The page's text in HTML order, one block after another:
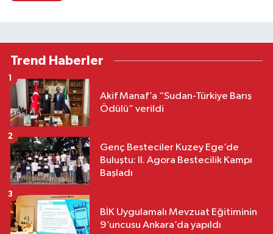
Trend Haberler
Akif Manaf’a “Sudan-Türkiye Barış
Ödülü” verildi
1
Genç Besteciler Kuzey Ege’de
Buluştu: II. Agora Bestecilik Kampı
Başladı
2
BİK Uygulamalı Mevzuat Eğitiminin
9’uncusu Ankara’da yapıldı
3